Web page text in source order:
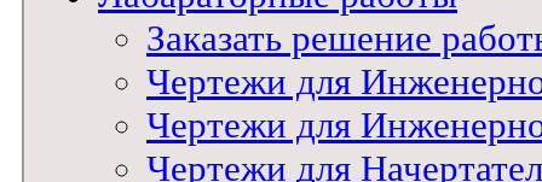
Заказать решение
Чертежи для
Чертежи для
Чертежи для